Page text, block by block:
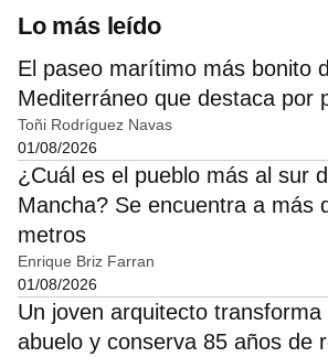
Lo más leído
El paseo marítimo más bonito
Mediterráneo que destaca por
Toñi Rodríguez Navas
01/08/2026
¿Cuál es el pueblo más al sur
Mancha? Se encuentra a más
metros
Enrique Briz Farran
01/08/2026
Un joven arquitecto
abuelo y conserva 85 años de